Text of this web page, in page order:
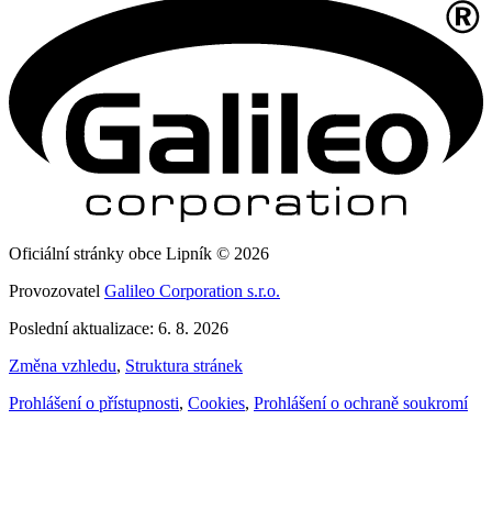
Oficiální stránky obce Lipník © 2026
Provozovatel Galileo Corporation s.r.o.
Poslední aktualizace: 6. 8. 2026
Změna vzhledu, Struktura stránek
Prohlášení o přístupnosti, Cookies, Prohlášení o ochraně soukromí